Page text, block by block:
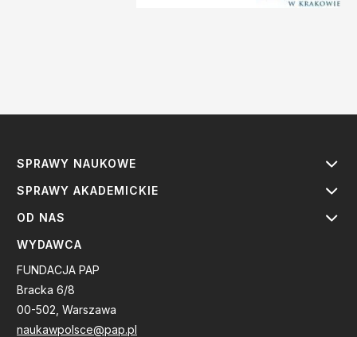
SPRAWY NAUKOWE
SPRAWY AKADEMICKIE
OD NAS
WYDAWCA
FUNDACJA PAP
Bracka 6/8
00-502, Warszawa
naukawpolsce@pap.pl